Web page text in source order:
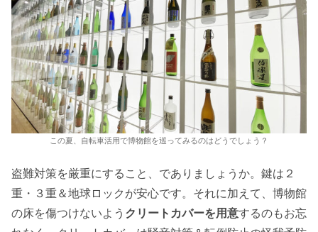
この夏、自転車活用で博物館を巡ってみるのはどうでしょう？
盗難対策を厳重にすること、でありましょうか。鍵は２
重・３重＆地球ロックが安心です。それに加えて、博物館
の床を傷つけないよう クリートカバーを用意するのもお忘